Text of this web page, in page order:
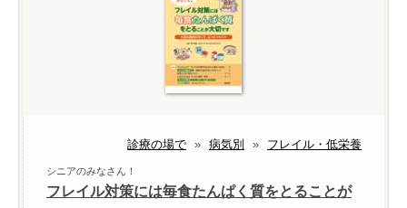
診療の場で » 病気別 » フレイル・低栄養
シニアのみなさん！
フレイル対策には毎食たんぱく質をとることが